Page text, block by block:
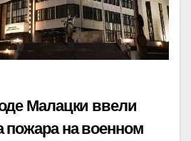
ввели
пожара на военном